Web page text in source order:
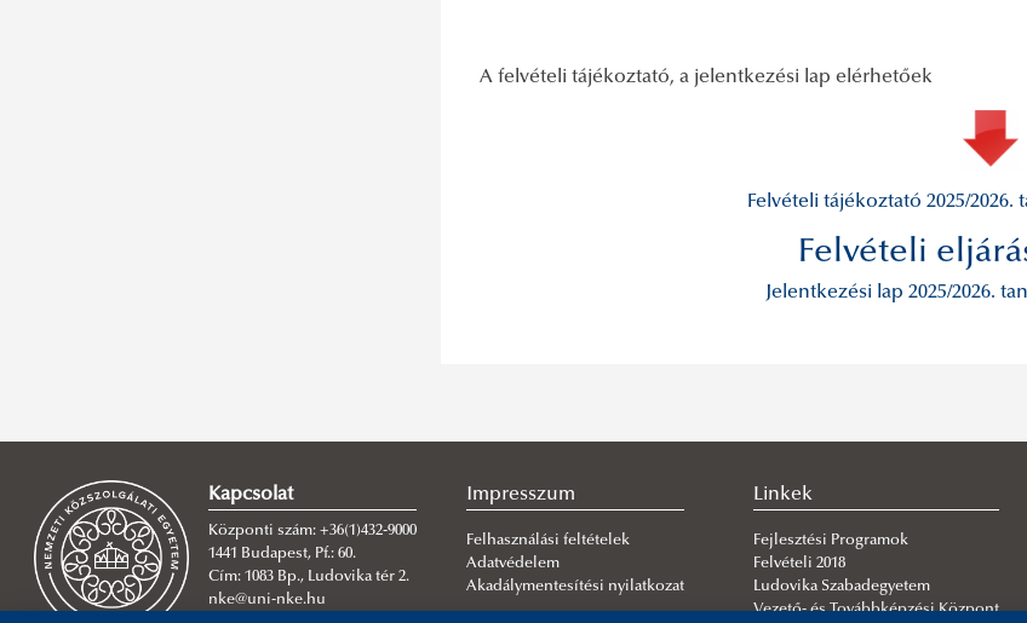
A felvételi tájékoztató, a jelentkezési lap elérhetőek
Felvételi tájékoztató 2025/2026.
Felvételi
Jelentkezési lap 2025/2026.
Kapcsolat
Központi szám: +36(1)432-9000
1441 Budapest, Pf.: 60.
Cím: 1083 Bp., Ludovika tér 2.
nke@uni-nke.hu
Impresszum
Felhasználási feltételek
Adatvédelem
Akadálymentesítési nyilatkozat
Linkek
Fejlesztési Programok
Felvételi 2018
Ludovika Szabadegyetem
Vezető- és Továbbképzési Központ